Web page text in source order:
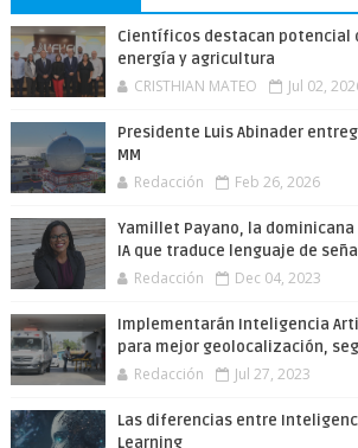
Científicos destacan potencial
energía y agricultura
CRISTHIAN MATEO Jul 02,
Presidente Luis Abinader
MM
Redacción Feb 26, 2026
Yamillet Payano, la dominicana
IA que traduce lenguaje de
Redacción Dec 04, 2023
Implementarán Inteligencia
para mejor geolocalización,
Redacción Jul 27, 2023
Las diferencias entre
Learning